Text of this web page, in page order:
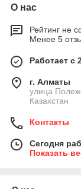
О нас
Рейтинг не
Менее 5
Работает с
г. Алматы
улица
Казахстан
Контакты
Сегодня
Показать